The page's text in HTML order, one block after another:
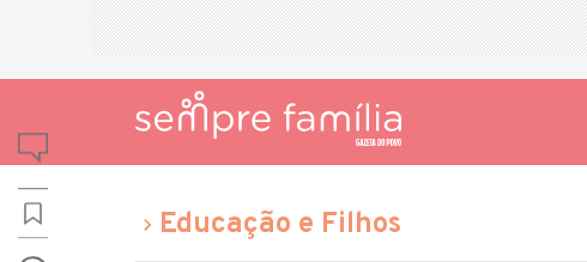
Educação e Filhos